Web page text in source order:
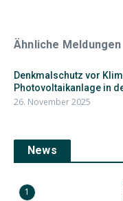
Ähnliche Meldungen
Denkmalschutz vor
Photovoltaikanlage in
26. November 2025
News
1